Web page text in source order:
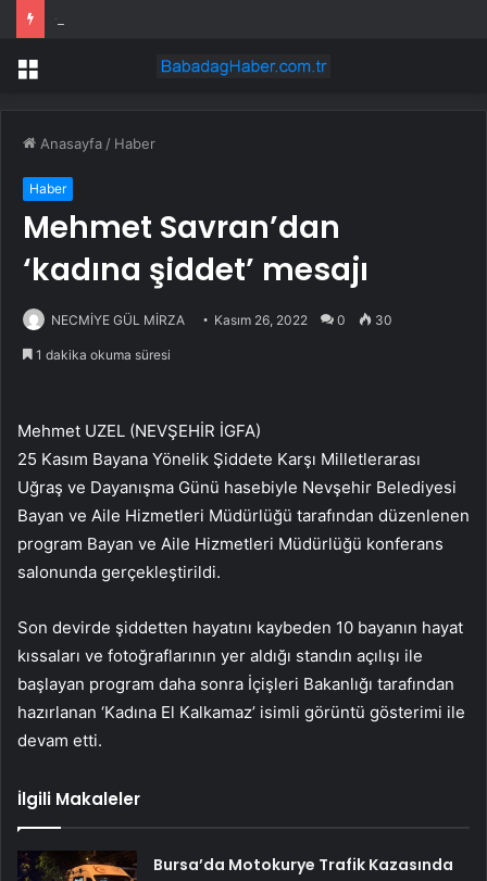
Gazze için 15 maddelik plan: Yol haritası açıklandı
Menü
Anasayfa / Haber
Haber
Mehmet Savran’dan
‘kadına şiddet’ mesajı
NECMİYE GÜL MİRZA Kasım 26, 2022 0 30
1 dakika okuma süresi
Mehmet UZEL (NEVŞEHİR İGFA)
25 Kasım Bayana Yönelik Şiddete Karşı Milletlerarası
Uğraş ve Dayanışma Günü hasebiyle Nevşehir Belediyesi
Bayan ve Aile Hizmetleri Müdürlüğü tarafından düzenlenen
program Bayan ve Aile Hizmetleri Müdürlüğü konferans
salonunda gerçekleştirildi.
Son devirde şiddetten hayatını kaybeden 10 bayanın hayat
kıssaları ve fotoğraflarının yer aldığı standın açılışı ile
başlayan program daha sonra İçişleri Bakanlığı tarafından
hazırlanan ‘Kadına El Kalkamaz’ isimli görüntü gösterimi ile
devam etti.
İlgili Makaleler
Bursa’da Motokurye Trafik Kazasında